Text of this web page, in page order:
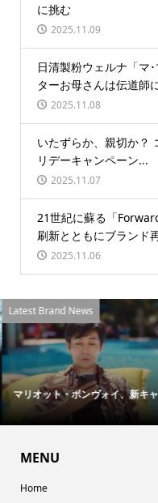
に挑む
2025.11.09
日清製粉ウェルナ「
ターお母さんは伝道師
2025.11.08
いたずらか、親切か？
リデーキャンペーン...
2025.11.07
21世紀に蘇る「
刷新とともにブランド
2025.11.06
Latest Brand News
マリオット・ボンヴォイ、新キャ
MENU
Home